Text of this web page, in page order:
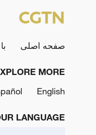
صفحه اصلی
MORE
English
LANGUAGE